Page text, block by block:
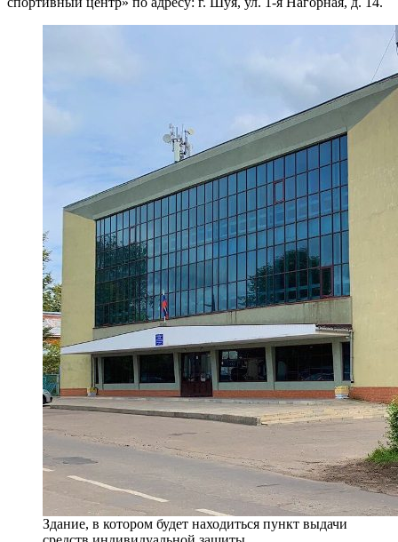
Здание, в котором будет находиться пункт выдачи